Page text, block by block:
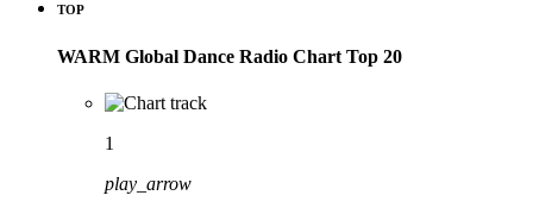
TOP
WARM Global Dance Radio Chart Top 20
1
play_arrow